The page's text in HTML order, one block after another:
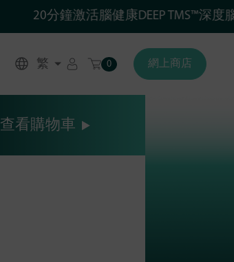
20分鐘激活腦健康DEEP TMS™深度腦磁
繁 0 網上商店
查看購物車